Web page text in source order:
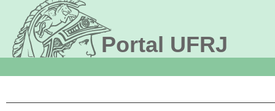
Portal UFRJ